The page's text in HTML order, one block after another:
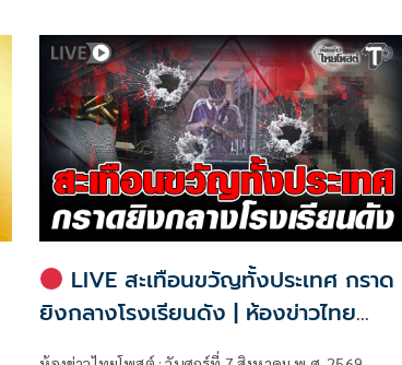
เป็นประธานกรรมาธิการ มีการอ้างชื่อนายกรัฐมนตรี
เข้าไปเกี่ยวข้องกับการทุจริตสอบท้องถิ่น
LIVE สะเทือนขวัญทั้งประเทศ กราด
ยิงกลางโรงเรียนดัง | ห้องข่าวไทย